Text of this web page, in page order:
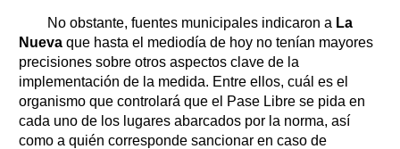
No obstante, fuentes municipales indicaron a La
Nueva que hasta el mediodía de hoy no tenían mayores
precisiones sobre otros aspectos clave de la
implementación de la medida. Entre ellos, cuál es el
organismo que controlará que el Pase Libre se pida en
cada uno de los lugares abarcados por la norma, así
como a quién corresponde sancionar en caso de